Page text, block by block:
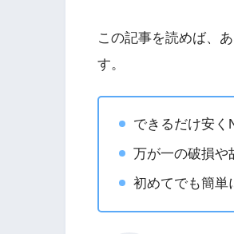
この記事を読めば、
す。
できるだけ安く
万が一の破損や
初めてでも簡単